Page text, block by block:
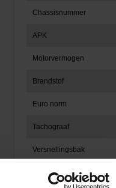
Chassisnummer
APK
Motorvermogen
Brandstof
Euro norm
Tachograaf
Versnellingsbak
Wielbasis (mm)